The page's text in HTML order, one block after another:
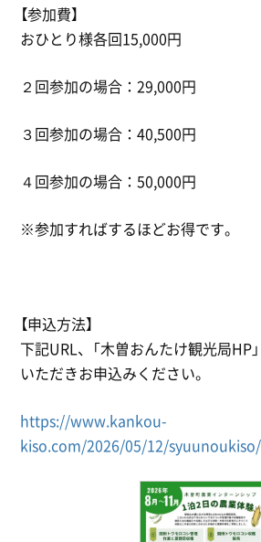
【参加費】
おひとり様各回15,000円
２回参加の場合：29,000円
３回参加の場合：40,500円
４回参加の場合：50,000円
※参加すればするほどお得です。
【申込方法】
下記URL、「木曽おんたけ観光局HP
いただきお申込みください。
https://www.kankou-
kiso.com/2026/05/12/syuunoukiso/